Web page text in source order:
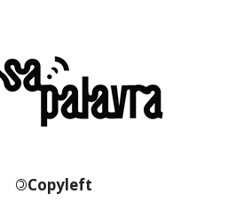
©Copyleft